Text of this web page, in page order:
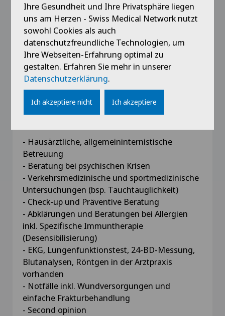
seit 2007
Facharzttitel für Allgemeine Innere Medizin
2008 - 2010
Nachdiplomstudium executive MBA in General
Management, Kalaidos Fachhochschule
- Hausärztliche, allgemeininternistische
Betreuung
- Beratung bei psychischen Krisen
- Verkehrsmedizinische und sportmedizinische
Untersuchungen (bsp. Tauchtauglichkeit)
- Check-up und Präventive Beratung
- Abklärungen und Beratungen bei Allergien
inkl. Spezifische Immuntherapie
(Desensibilisierung)
- EKG, Lungenfunktionstest, 24-BD-Messung,
Blutanalysen, Röntgen in der Arztpraxis
vorhanden
- Notfälle inkl. Wundversorgungen und
einfache Frakturbehandlung
- Second opinion
Ihre Gesundheit und Ihre Privatsphäre liegen
uns am Herzen - Swiss Medical Network nutzt
sowohl Cookies als auch
datenschutzfreundliche Technologien, um
Ihre Webseiten-Erfahrung optimal zu
gestalten. Erfahren Sie mehr in unserer
Datenschutzerklärung.
Ich akzeptiere nicht Ich akzeptiere